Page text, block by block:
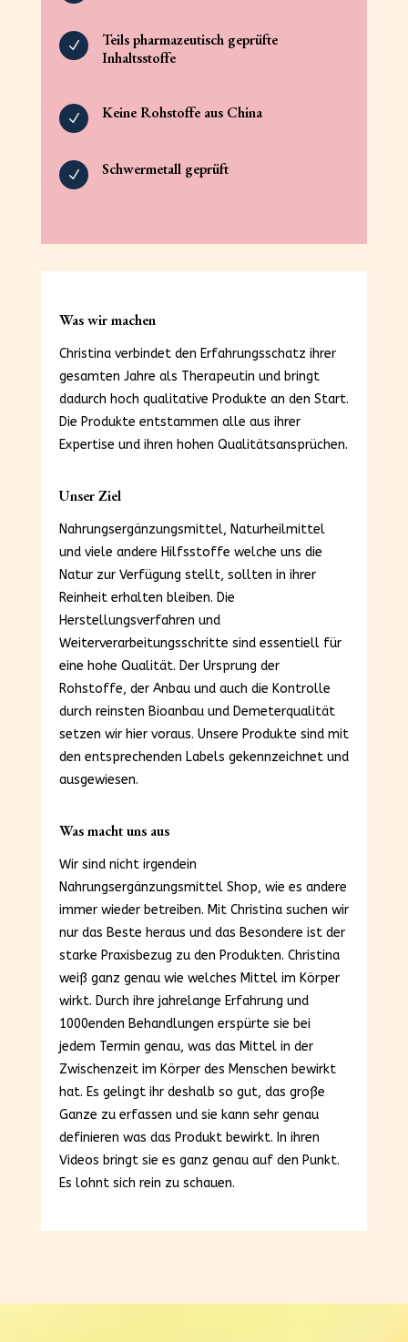
N
Teils pharmazeutisch geprüfte
Inhaltsstoffe
N Keine Rohstoffe aus China
N Schwermetall geprüft
Was wir machen
Christina verbindet den Erfahrungsschatz ihrer
gesamten Jahre als Therapeutin und bringt
dadurch hoch qualitative Produkte an den Start.
Die Produkte entstammen alle aus ihrer
Expertise und ihren hohen Qualitätsansprüchen.
Unser Ziel
Nahrungsergänzungsmittel, Naturheilmittel
und viele andere Hilfsstoffe welche uns die
Natur zur Verfügung stellt, sollten in ihrer
Reinheit erhalten bleiben. Die
Herstellungsverfahren und
Weiterverarbeitungsschritte sind essentiell für
eine hohe Qualität. Der Ursprung der
Rohstoffe, der Anbau und auch die Kontrolle
durch reinsten Bioanbau und Demeterqualität
setzen wir hier voraus. Unsere Produkte sind mit
den entsprechenden Labels gekennzeichnet und
ausgewiesen.
Was macht uns aus
Wir sind nicht irgendein
Nahrungsergänzungsmittel Shop, wie es andere
immer wieder betreiben. Mit Christina suchen wir
nur das Beste heraus und das Besondere ist der
starke Praxisbezug zu den Produkten. Christina
weiß ganz genau wie welches Mittel im Körper
wirkt. Durch ihre jahrelange Erfahrung und
1000enden Behandlungen erspürte sie bei
jedem Termin genau, was das Mittel in der
Zwischenzeit im Körper des Menschen bewirkt
hat. Es gelingt ihr deshalb so gut, das große
Ganze zu erfassen und sie kann sehr genau
definieren was das Produkt bewirkt. In ihren
Videos bringt sie es ganz genau auf den Punkt.
Es lohnt sich rein zu schauen.